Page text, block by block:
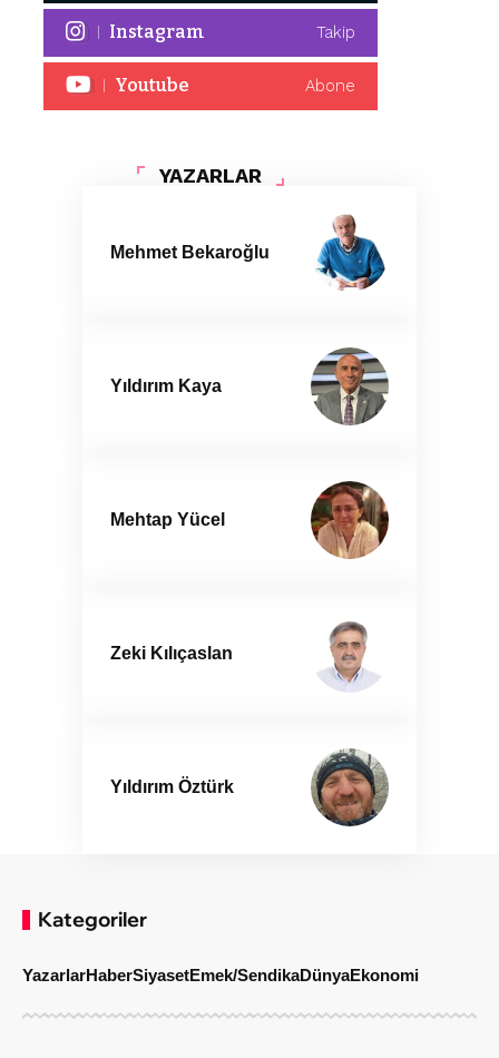
Instagram Takip
Youtube Abone
YAZARLAR
Mehmet Bekaroğlu
Yıldırım Kaya
Mehtap Yücel
Zeki Kılıçaslan
Yıldırım Öztürk
Kategoriler
YazarlarHaberSiyasetEmek/SendikaDünyaEkonomi